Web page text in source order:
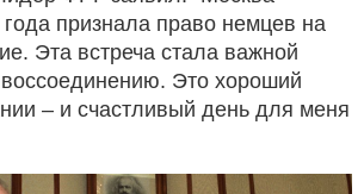
признала право немцев на
Эта встреча стала важной
воссоединению. Это хороший
– и счастливый день для меня